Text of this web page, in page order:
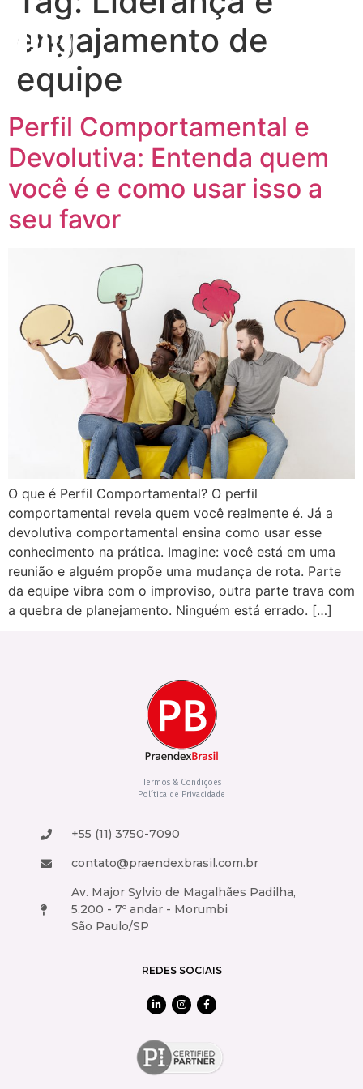
engajamento de
equipe
Perfil Comportamental e
Devolutiva: Entenda quem
você é e como usar isso a
seu favor
O que é Perfil Comportamental? O perfil
comportamental revela quem você realmente é. Já a
devolutiva comportamental ensina como usar esse
conhecimento na prática. Imagine: você está em uma
reunião e alguém propõe uma mudança de rota. Parte
da equipe vibra com o improviso, outra parte trava com
a quebra de planejamento. Ninguém está errado. […]
Termos & Condições
Política de Privacidade
+55 (11) 3750-7090
contato@praendexbrasil.com.br
Av. Major Sylvio de Magalhães Padilha,
5.200 - 7º andar - Morumbi
São Paulo/SP
REDES SOCIAIS